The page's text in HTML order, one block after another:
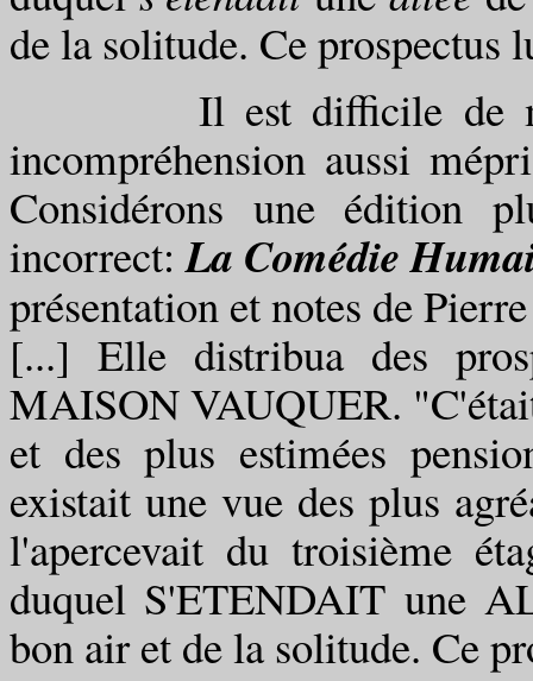
de la solitude. Ce prospectus
Il est difficile de
incompréhension aussi
Considérons une édition
incorrect:La Comédie
présentation et notes de
[...] Elle distribua des
MAISON VAUQUER.
et des plus estimées
existait une vue des plus
l'apercevait du troisième
duquel S'ETENDAIT une
bon air et de la solitude. Ce